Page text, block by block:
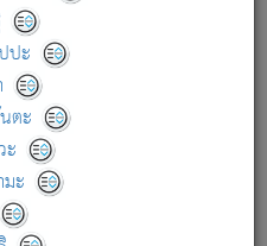
ปะ
ตะ
ะ
ปรับปรุงข้อมูลให้ถูกต้องมากที่สุด
นฉบับ ที่มีการพิมพ์ครั้งล่าสุด
|แจ้งข้อผิดพลาด / แนะนำ